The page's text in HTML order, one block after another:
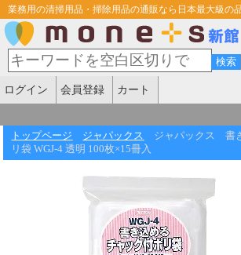
業務用の清掃用品・掃除用品の通販なら日本最大級の
ログイン 会員登録 カート
トップページ ジャパックス
ジャパックス 書
リ袋 WGJ-4 透明 100枚×15冊入